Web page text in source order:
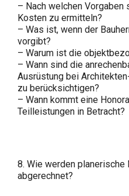
– Nach welchen Vorgaben
Kosten zu ermitteln?
– Was ist, wenn der
vorgibt?
– Warum ist die
– Wann sind die
Ausrüstung bei
zu berücksichtigen?
– Wann kommt eine
Teilleistungen in Betracht?
8. Wie werden
abgerechnet?